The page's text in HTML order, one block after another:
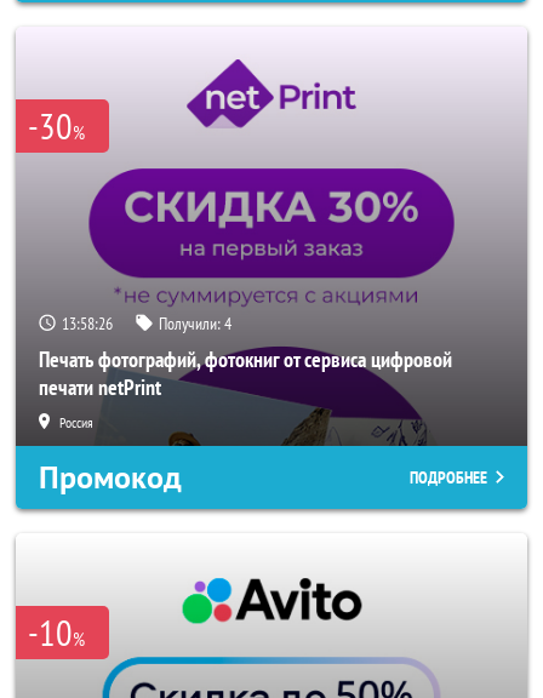
-30%
13:58:24 Получили:4
Печать фотографий, фотокниг от сервиса цифровой
печати netPrint
Россия
Промокод ПОДРОБНЕЕ
-10%